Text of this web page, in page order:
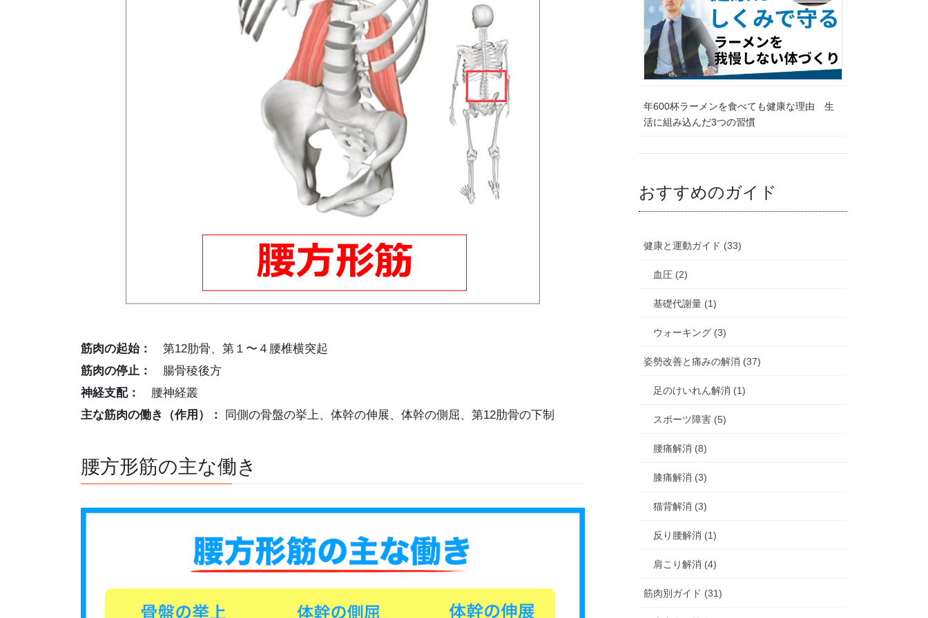
筋肉の起始：
第12肋骨、第１〜４腰椎横突起
筋肉の停止：
腸骨稜後方
神経支配：
腰神経叢
主な筋肉の働き（作用）：
同側の骨盤の挙上、体幹の伸展、体幹の側屈、第12肋骨の下制
腰方形筋の主な働き
年600杯ラーメンを食べても健康な理由 生
活に組み込んだ3つの習慣
おすすめのガイド
健康と運動ガイド (33)
血圧 (2)
基礎代謝量 (1)
ウォーキング (3)
姿勢改善と痛みの解消 (37)
足のけいれん解消 (1)
スポーツ障害 (5)
腰痛解消 (8)
膝痛解消 (3)
猫背解消 (3)
反り腰解消 (1)
肩こり解消 (4)
筋肉別ガイド (31)